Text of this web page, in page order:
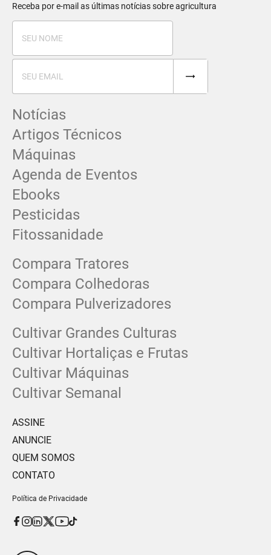
Receba por e-mail as últimas notícias sobre agricultura
Notícias
Artigos Técnicos
Máquinas
Agenda de Eventos
Ebooks
Pesticidas
Fitossanidade
Compara Tratores
Compara Colhedoras
Compara Pulverizadores
Cultivar Grandes Culturas
Cultivar Hortaliças e Frutas
Cultivar Máquinas
Cultivar Semanal
ASSINE
ANUNCIE
QUEM SOMOS
CONTATO
Política de Privacidade